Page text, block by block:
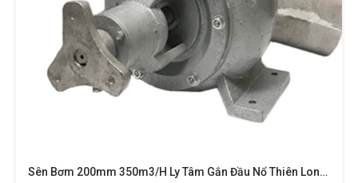
Sên Bơm 200mm 350m3/h Ly Tâm Gắn Đầu Nổ Thiên Long HP TL200 Máy Bơm Nước Hồ Cá Lưu Lượng Lớn Chống Úng Ngập Lụt